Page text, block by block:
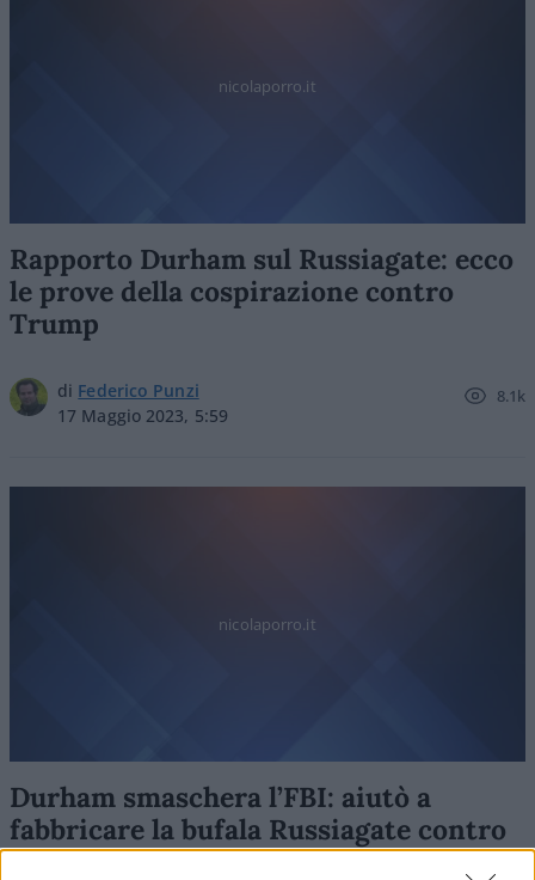
nicolaporro.it
Rapporto Durham sul Russiagate: ecco
le prove della cospirazione contro
Trump
di Federico Punzi
17 Maggio 2023, 5:59
8.1k
nicolaporro.it
Durham smaschera l’FBI: aiutò a
fabbricare la bufala Russiagate contro
Trump